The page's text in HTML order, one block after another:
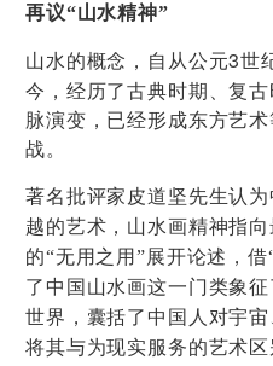
再议“山水精神”
山水的概念，自从公元3世
今，经历了古典时期、复
脉演变，已经形成东方艺
战。
著名批评家皮道坚先生认
越的艺术，山水画精神指
的“无用之用”展开论述，
了中国山水画这一门类象
世界，囊括了中国人对宇
将其与为现实服务的艺术